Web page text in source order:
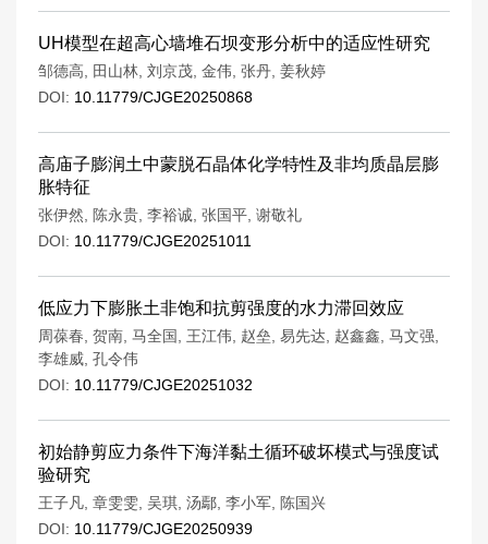
UH模型在超高心墙堆石坝变形分析中的适应性研究
邹德高 田山林 刘京茂 金伟 张丹 姜秋婷
DOI: 10.11779/CJGE20250868
高庙子膨润土中蒙脱石晶体化学特性及非均质晶层膨
胀特征
张伊然 陈永贵 李裕诚 张国平 谢敬礼
DOI: 10.11779/CJGE20251011
低应力下膨胀土非饱和抗剪强度的水力滞回效应
周葆春 贺南 马全国 王江伟 赵垒 易先达 赵鑫鑫 马文强
李雄威 孔令伟
DOI: 10.11779/CJGE20251032
初始静剪应力条件下海洋黏土循环破坏模式与强度试
验研究
王子凡 章雯雯 吴琪 汤鄢 李小军
陈国兴
DOI: 10.11779/CJGE20250939